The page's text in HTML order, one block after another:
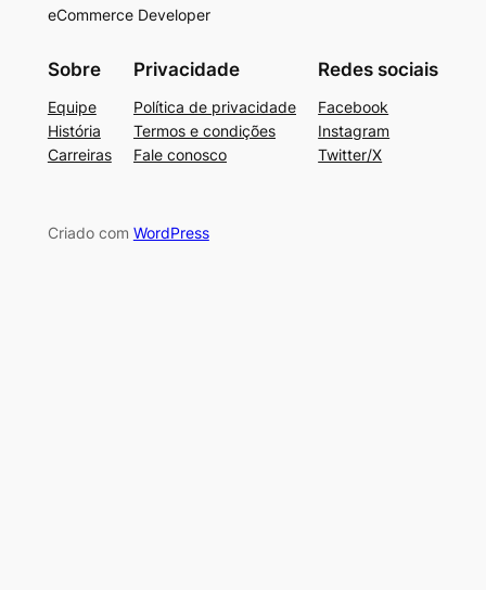
eCommerce Developer
Sobre
Equipe
História
Carreiras
Privacidade
Política de privacidade
Termos e condições
Fale conosco
Redes sociais
Facebook
Instagram
Twitter/X
Criado com WordPress